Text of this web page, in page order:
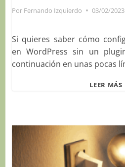
Por Fernando Izquierdo 03/02/2023
Si quieres saber cómo
en WordPress sin un
continuación en unas pocas
LEER MÁS